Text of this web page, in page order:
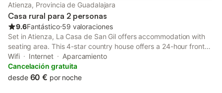
Atienza, Provincia de Guadalajara
Casa rural para 2 personas
9.6Fantástico⋅59 valoraciones
Set in Atienza, La Casa de San Gil offers accommodation with
seating area. This 4-star country house offers a 24-hour front
desk and luggage storage space. Boasting family rooms, this
property also provides guests with an outdoor fireplace.
Wifi Internet
Aparcamiento
Cancelación gratuita
desde 60 € por noche